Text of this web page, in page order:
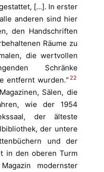
[…]. In erster
anderen sind hier
den Handschriften
Räume zu
die wertvollen
Schränke
entfernt wurden.“22
Sälen, die
wie der 1954
der älteste
der untere
und der
in den oberen Turm
modernster